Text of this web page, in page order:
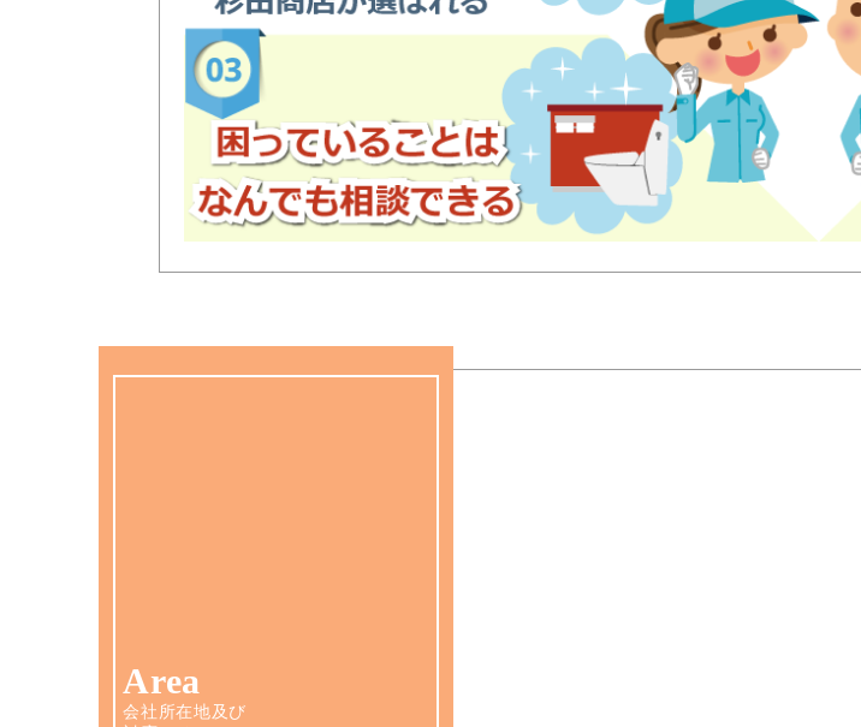
Area
会社所在地及び